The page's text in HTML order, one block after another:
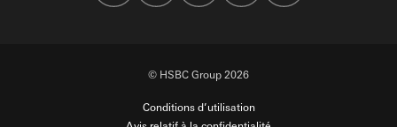
© HSBC Group 2026
Conditions d’utilisation